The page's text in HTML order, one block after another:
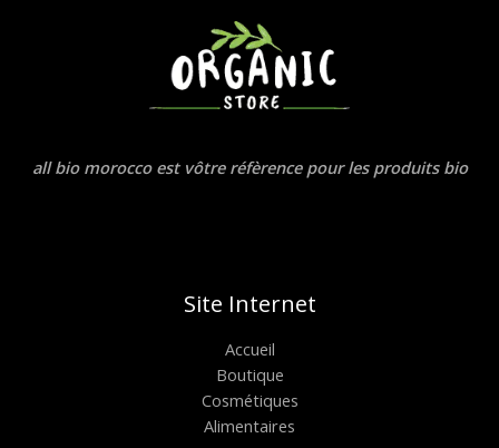
all bio morocco est vôtre réfèrence pour les produits bio
Site Internet
Accueil
Boutique
Cosmétiques
Alimentaires